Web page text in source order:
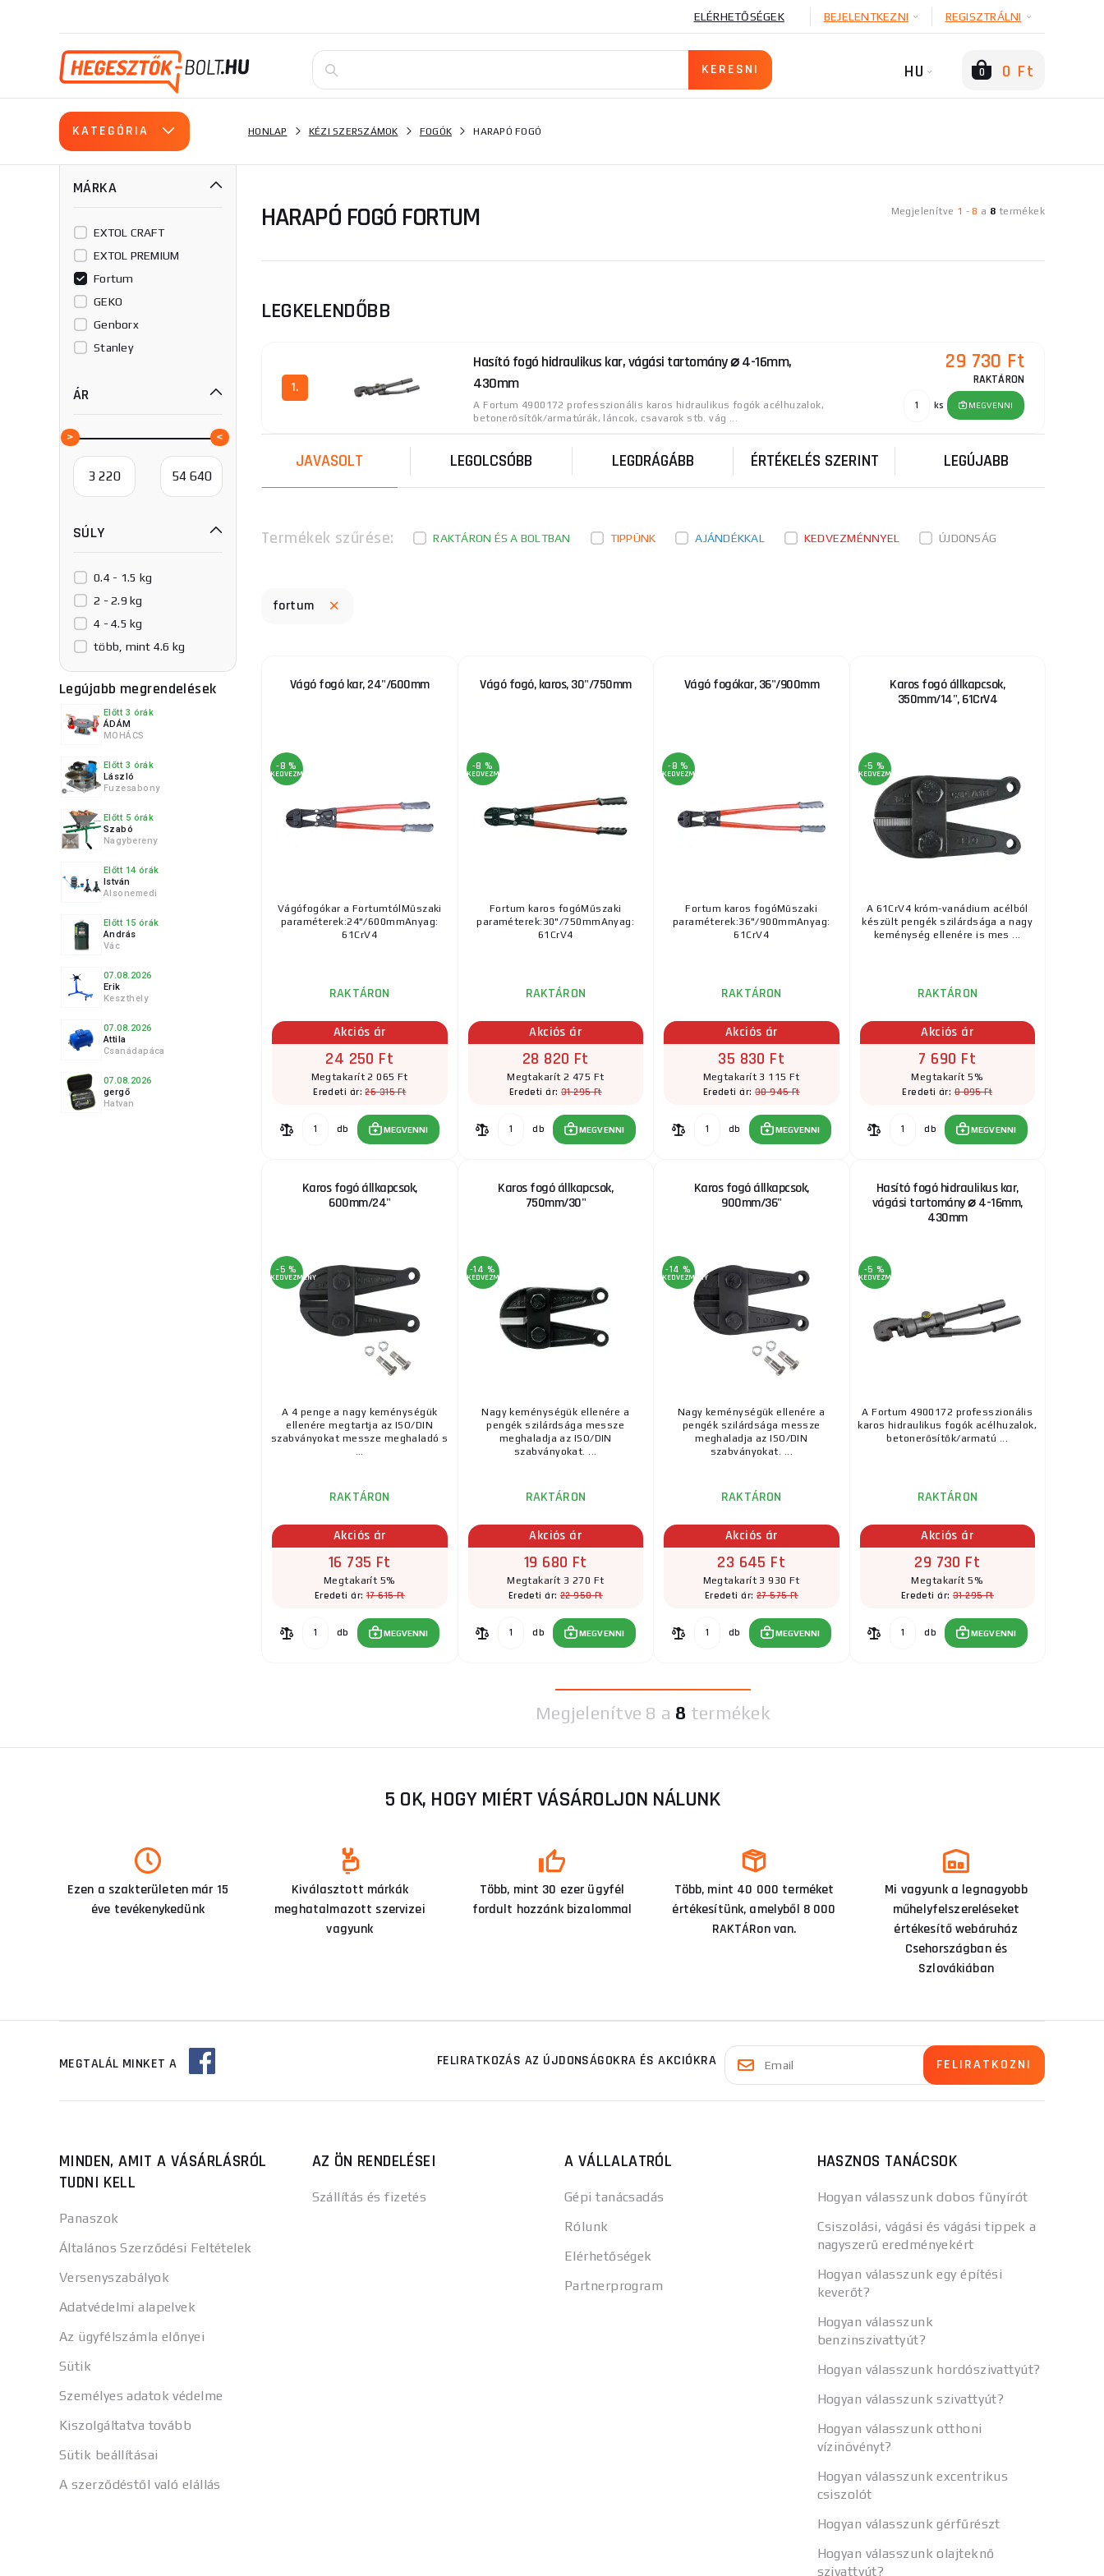
ELÉRHETŐSÉGEK BEJELENTKEZNI REGISZTRÁLNI
HU 0 0 Ft
KATEGÓRIA HONLAP KÉZI SZERSZÁMOK FOGÓK HARAPÓ FOGÓ
MÁRKA
EXTOL CRAFT
EXTOL PREMIUM
Fortum
GEKO
Genborx
Stanley
ÁR
SÚLY
0.4 - 1.5 kg
2 - 2.9 kg
4 - 4.5 kg
több, mint 4.6 kg
Legújabb megrendelések
Előtt 3 órák
ÁDÁM
MOHÁCS
Előtt 3 órák
László
Fuzesabony
Előtt 5 órák
Szabó
Nagybereny
Előtt 14 órák
István
Alsonemedi
Előtt 15 órák
András
Vác
07.08.2026
Erik
Keszthely
07.08.2026
Attila
Csanádapáca
07.08.2026
gergő
Hatvan
Megjelenítve 1 -8 a 8 termékek
HARAPÓ FOGÓ FORTUM
LEGKELENDŐBB
1.
Hasító fogó hidraulikus kar, vágási tartomány ⌀ 4-16mm,
430mm
A Fortum 4900172 professzionális karos hidraulikus fogók acélhuzalok,
betonerősítők/armatúrák, láncok, csavarok stb. vág ...
29 730 Ft
RAKTÁRON
ks MEGVENNI
JAVASOLT LEGOLCSÓBB LEGDRÁGÁBB ÉRTÉKELÉS SZERINT LEGÚJABB
Termékek szűrése: RAKTÁRON ÉS A BOLTBAN TIPPÜNK AJÁNDÉKKAL KEDVEZMÉNNYEL ÚJDONSÁG
fortum
Vágó fogó kar, 24"/600mm
-8 %
KEDVEZMÉNY
Vágófogókar a FortumtólMűszaki
paraméterek:24"/600mmAnyag:
61CrV4
RAKTÁRON
Akciós ár
24 250 Ft
Megtakarít 2 065 Ft
Eredeti ár:26 315 Ft
db MEGVENNI
Vágó fogó, karos, 30"/750mm
-8 %
KEDVEZMÉNY
Fortum karos fogóMűszaki
paraméterek:30"/750mmAnyag:
61CrV4
RAKTÁRON
Akciós ár
28 820 Ft
Megtakarít 2 475 Ft
Eredeti ár: 31 295 Ft
db MEGVENNI
Vágó fogókar, 36"/900mm
-8 %
KEDVEZMÉNY
Fortum karos fogóMűszaki
paraméterek:36"/900mmAnyag:
61CrV4
RAKTÁRON
Akciós ár
35 830 Ft
Megtakarít 3 115 Ft
Eredeti ár: 38 945 Ft
db MEGVENNI
Karos fogó állkapcsok,
350mm/14", 61CrV4
-5 %
KEDVEZMÉNY
A 61CrV4 króm-vanádium acélból
készült pengék szilárdsága a nagy
keménység ellenére is mes ...
RAKTÁRON
Akciós ár
7 690 Ft
Megtakarít 5%
Eredeti ár:8 095 Ft
db MEGVENNI
Karos fogó állkapcsok,
600mm/24"
-5 %
KEDVEZMÉNY
A 4 penge a nagy keménységük
ellenére megtartja az ISO/DIN
szabványokat messze meghaladó s
...
RAKTÁRON
Akciós ár
16 735 Ft
Megtakarít 5%
Eredeti ár: 17 615 Ft
db MEGVENNI
Karos fogó állkapcsok,
750mm/30"
-14 %
KEDVEZMÉNY
Nagy keménységük ellenére a
pengék szilárdsága messze
meghaladja az ISO/DIN
szabványokat. ...
RAKTÁRON
Akciós ár
19 680 Ft
Megtakarít 3 270 Ft
Eredeti ár: 22 950 Ft
db MEGVENNI
Karos fogó állkapcsok,
900mm/36"
-14 %
KEDVEZMÉNY
Nagy keménységük ellenére a
pengék szilárdsága messze
meghaladja az ISO/DIN
szabványokat. ...
RAKTÁRON
Akciós ár
23 645 Ft
Megtakarít 3 930 Ft
Eredeti ár: 27 575 Ft
db MEGVENNI
Hasító fogó hidraulikus kar,
vágási tartomány ⌀ 4-16mm,
430mm
-5 %
KEDVEZMÉNY
A Fortum 4900172 professzionális
karos hidraulikus fogók acélhuzalok,
betonerősítők/armatú ...
RAKTÁRON
Akciós ár
29 730 Ft
Megtakarít 5%
Eredeti ár: 31 295 Ft
db MEGVENNI
Megjelenítve 8 a 8 termékek
5 OK, HOGY MIÉRT VÁSÁROLJON NÁLUNK
Ezen a szakterületen már 15
éve tevékenykedünk
Kiválasztott márkák
meghatalmazott szervizei
vagyunk
Több, mint 30 ezer ügyfél
fordult hozzánk bizalommal
Több, mint 40 000 terméket
értékesítünk, amelyből 8 000
RAKTÁRon van.
Mi vagyunk a legnagyobb
műhelyfelszereléseket
értékesítő webáruház
Csehországban és
Szlovákiában
MEGTALÁL MINKET A FELIRATKOZÁS AZ ÚJDONSÁGOKRA ÉS AKCIÓKRA
MINDEN, AMIT A VÁSÁRLÁSRÓL
TUDNI KELL
Panaszok
Általános Szerződési Feltételek
Versenyszabályok
Adatvédelmi alapelvek
Az ügyfélszámla előnyei
Sütik
Személyes adatok védelme
Kiszolgáltatva tovább
Sütik beállításai
A szerződéstől való elállás
AZ ÖN RENDELÉSEI
Szállítás és fizetés
A VÁLLALATRÓL
Gépi tanácsadás
Rólunk
Elérhetőségek
Partnerprogram
HASZNOS TANÁCSOK
Hogyan válasszunk dobos fűnyírót
Csiszolási, vágási és vágási tippek a
nagyszerű eredményekért
Hogyan válasszunk egy építési
keverőt?
Hogyan válasszunk
benzinszivattyút?
Hogyan válasszunk hordószivattyút?
Hogyan válasszunk szivattyút?
Hogyan válasszunk otthoni
vízinövényt?
Hogyan válasszunk excentrikus
csiszolót
Hogyan válasszunk gérfűrészt
Hogyan válasszunk olajteknő
szivattyút?